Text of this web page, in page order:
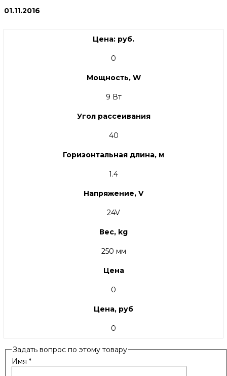
01.11.2016
Цена: руб.
0
Мощность, W
9 Вт
Угол рассеивания
40
Горизонтальная длина, м
1.4
Напряжение, V
24V
Вес, kg
250 мм
Цена
0
Цена, руб
0
Задать вопрос по этому товару
Имя *